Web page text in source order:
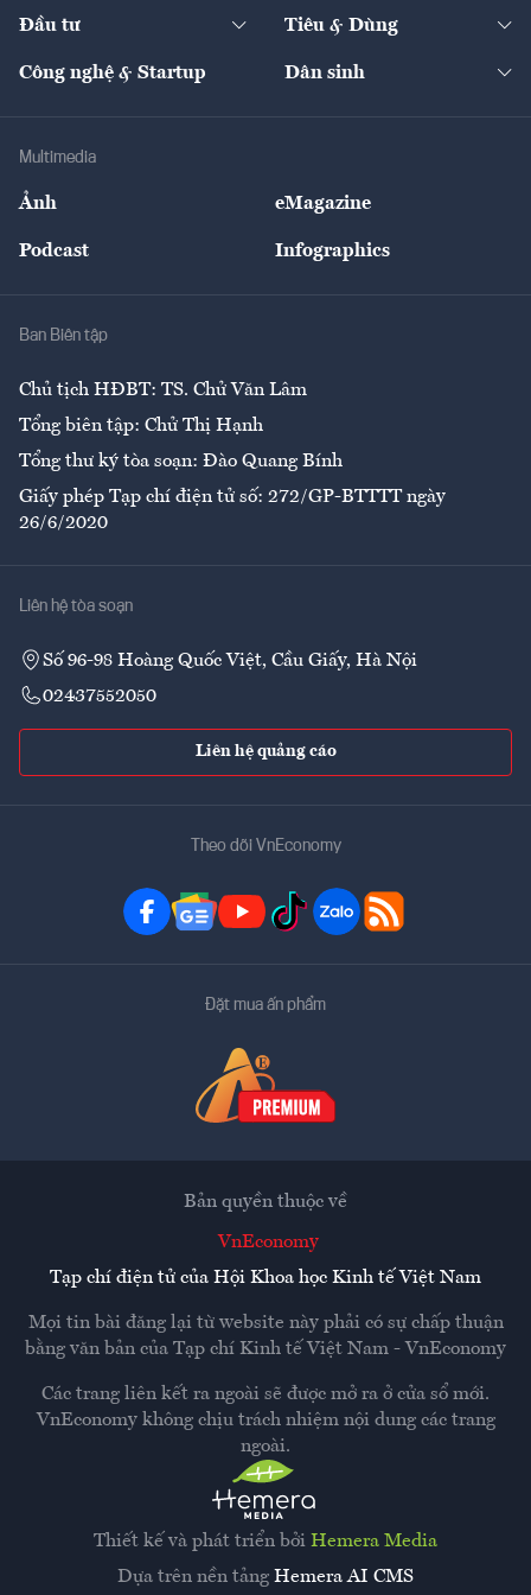
Quản trị số
Tư vấn
Thị trường
Nông sản
The Guide
Đầu tư Tiêu & Dùng
Giải trí
Công nghệ & Startup Dân sinh
Multimedia
Ảnh eMagazine
Podcast Infographics
Ban Biên tập
Chủ tịch HĐBT: TS. Chử Văn Lâm
Tổng biên tập: Chử Thị Hạnh
Tổng thư ký tòa soạn: Đào Quang Bính
Giấy phép Tạp chí điện tử số: 272/GP-BTTTT ngày
26/6/2020
Liên hệ tòa soạn
Số 96-98 Hoàng Quốc Việt, Cầu Giấy, Hà Nội
02437552050
Liên hệ quảng cáo
Theo dõi VnEconomy
Đặt mua ấn phẩm
Thiết kế và phát triển bởi Hemera Media
Dựa trên nền tảng Hemera AI CMS
Bản quyền thuộc về
VnEconomy
Tạp chí điện tử của Hội Khoa học Kinh tế Việt Nam
Mọi tin bài đăng lại từ website này phải có sự chấp thuận
bằng văn bản của Tạp chí Kinh tế Việt Nam - VnEconomy
Các trang liên kết ra ngoài sẽ được mở ra ở cửa sổ mới.
VnEconomy không chịu trách nhiệm nội dung các trang
ngoài.